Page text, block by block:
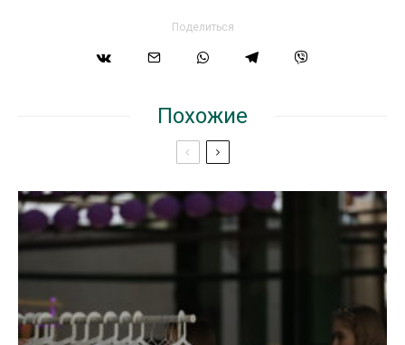
Поделиться
Похожие